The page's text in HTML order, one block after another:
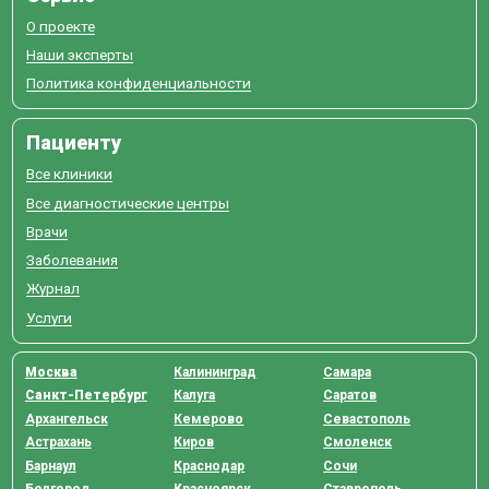
О проекте
Наши эксперты
Политика конфиденциальности
Пациенту
Все клиники
Все диагностические центры
Врачи
Заболевания
Журнал
Услуги
Москва
Санкт-Петербург
Архангельск
Астрахань
Барнаул
Калининград
Калуга
Кемерово
Киров
Краснодар
Самара
Саратов
Севастополь
Смоленск
Сочи